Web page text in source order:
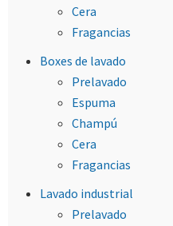
Cera
Fragancias
Boxes de lavado
Prelavado
Espuma
Champú
Cera
Fragancias
Lavado industrial
Prelavado